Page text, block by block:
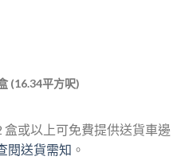
(16.34平方呎)
或以上可免費提供送貨車邊
閱送貨需知 。